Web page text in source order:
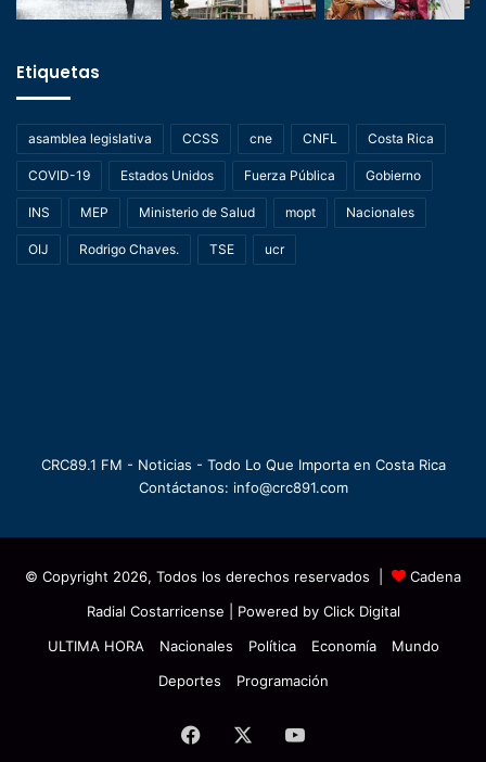
Etiquetas
asamblea legislativa CCSS cne CNFL Costa Rica
COVID-19 Estados Unidos Fuerza Pública Gobierno
INS MEP Ministerio de Salud mopt Nacionales
OIJ Rodrigo Chaves. TSE ucr
CRC89.1 FM - Noticias - Todo Lo Que Importa en Costa Rica
Contáctanos: info@crc891.com
© Copyright 2026, Todos los derechos reservados |
Cadena
Radial Costarricense | Powered by Click Digital
ULTIMA HORA
Nacionales Política Economía
Mundo
Deportes
Programación
Facebook